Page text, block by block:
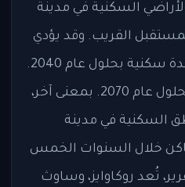
10.5% من الأراضي السكنية في مدينة
القريب. وقد يؤدي
ذلك إلى فقدان 82,000 وحدة سكنية بحلول عام 2040.
وقد يتضاعف هذا العدد بحلول عام 2070. بمعنى آخر،
السكنية في مدينة
خلال السنوات الخمس
تُعد روكاوايز، وساوث